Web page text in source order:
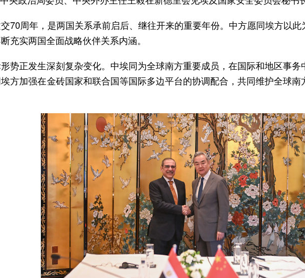
70周年，是两国关系承前启后、继往开来的重要年份。中方愿同埃方以
充实两国全面战略伙伴关系内涵。
势正发生深刻复杂变化。中埃同为全球南方重要成员，在国际和地区事
方加强在金砖国家和联合国等国际多边平台的协调配合，共同维护全球